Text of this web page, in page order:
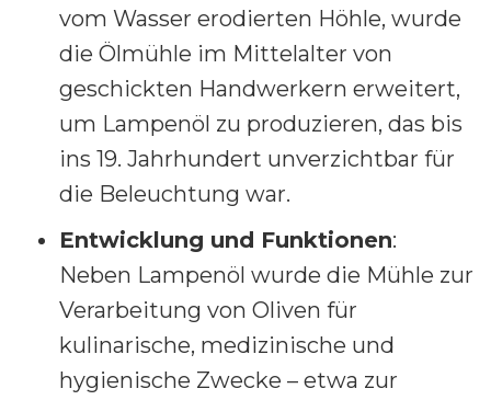
vom Wasser erodierten Höhle, wurde
die Ölmühle im Mittelalter von
geschickten Handwerkern erweitert,
um Lampenöl zu produzieren, das bis
ins 19. Jahrhundert unverzichtbar für
die Beleuchtung war.
Entwicklung und Funktionen:
Neben Lampenöl wurde die Mühle zur
Verarbeitung von Oliven für
kulinarische, medizinische und
hygienische Zwecke – etwa zur